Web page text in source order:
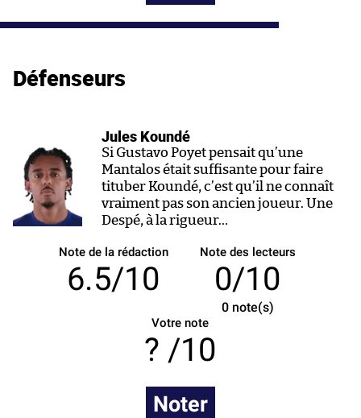
Défenseurs
Jules Koundé
Si Gustavo Poyet pensait qu’une
Mantalos était suffisante pour faire
tituber Koundé, c’est qu’il ne connaît
vraiment pas son ancien joueur. Une
Despé, à la rigueur…
Note de la rédaction
6.5/10
Note des lecteurs
0/10
0note(s)
Votre note
/10
Noter